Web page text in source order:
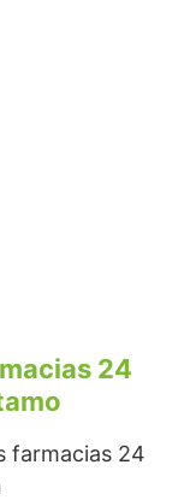
24
farmacias 24